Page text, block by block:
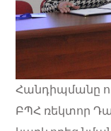
Հանդիպմանը
ԲՊՀ ռեկտոր